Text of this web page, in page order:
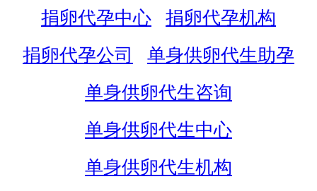
捐卵代孕中心
捐卵代孕机构
捐卵代孕公司
单身供卵代生助孕
单身供卵代生咨询
单身供卵代生中心
单身供卵代生机构